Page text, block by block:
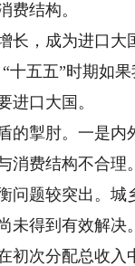
费结构。
，成为进口大
“十五五”时期如
进口大国。
掣肘。一是内
消费结构不合
问题较突出。
未得到有效解
初次分配总收